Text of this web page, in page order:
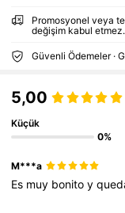
Promosyonel veya
değişim kabul etmez.
Güvenli Ödemeler ·
5,00
Küçük
0%
M***a
Es muy bonitoy